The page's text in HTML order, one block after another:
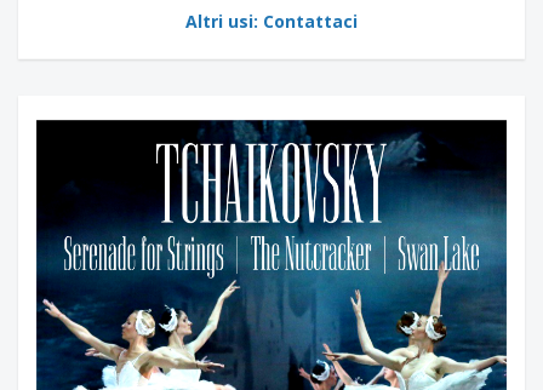
Altri usi: Contattaci